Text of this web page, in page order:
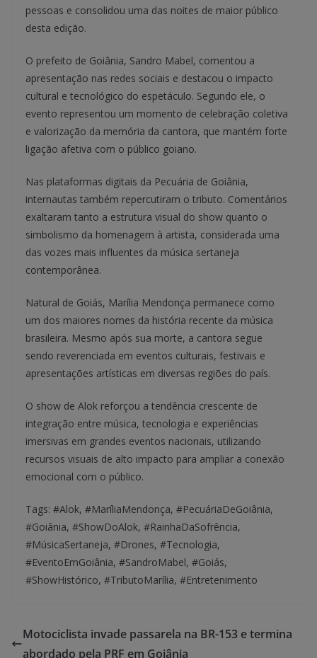
pessoas e consolidou uma das noites de maior público
desta edição.
O prefeito de Goiânia, Sandro Mabel, comentou a
apresentação nas redes sociais e destacou o impacto
cultural e tecnológico do espetáculo. Segundo ele, o
evento representou um momento de celebração coletiva
e valorização da memória da cantora, que mantém forte
ligação afetiva com o público goiano.
Nas plataformas digitais da Pecuária de Goiânia,
internautas também repercutiram o tributo. Comentários
exaltaram tanto a estrutura visual do show quanto o
simbolismo da homenagem à artista, considerada uma
das vozes mais influentes da música sertaneja
contemporânea.
Natural de Goiás, Marília Mendonça permanece como
um dos maiores nomes da história recente da música
brasileira. Mesmo após sua morte, a cantora segue
sendo reverenciada em eventos culturais, festivais e
apresentações artísticas em diversas regiões do país.
O show de Alok reforçou a tendência crescente de
integração entre música, tecnologia e experiências
imersivas em grandes eventos nacionais, utilizando
recursos visuais de alto impacto para ampliar a conexão
emocional com o público.
Tags: #Alok, #MaríliaMendonça, #PecuáriaDeGoiânia,
#Goiânia, #ShowDoAlok, #RainhaDaSofrência,
#MúsicaSertaneja, #Drones, #Tecnologia,
#EventoEmGoiânia, #SandroMabel, #Goiás,
#ShowHistórico, #TributoMarília, #Entretenimento
Motociclista invade passarela na BR-153 e termina
abordado pela PRF em Goiânia